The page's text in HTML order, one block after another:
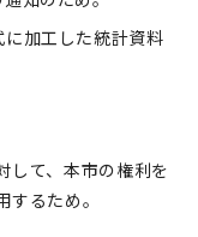
加工した統計資料
して、本市の権利を
るため。